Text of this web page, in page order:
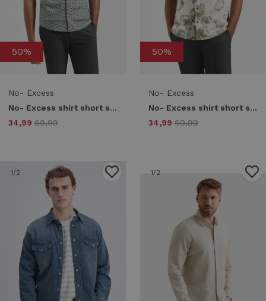
50%
No- Excess
No- Excess shirt short sleeve jersey allover printed 31440334 Overhemd 050 green
34,99 69,99
50%
No- Excess
No- Excess shirt short sleeve linen blend allover printed 314 Overhemd 050 green
34,99 69,99
1/2 1/2